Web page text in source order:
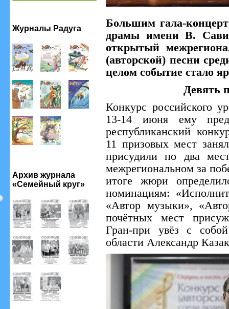
Журналы Радуга
Архив журнала
«Семейный круг»
Большим гала-
драмы имени В.
открытый
(авторской) песни
целом событие стало
Девять
Конкурс российского
13-14 июня ему
республиканский
11 призовых мест
присудили по два
межрегиональном за
итоге жюри
номинациям:
«Автор музыки»,
почётных мест
Гран-при увёз с
области Александр